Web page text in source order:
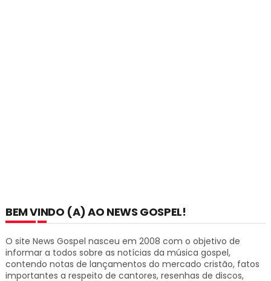
BEM VINDO (A) AO NEWS GOSPEL!
O site News Gospel nasceu em 2008 com o objetivo de
informar a todos sobre as notícias da música gospel,
contendo notas de lançamentos do mercado cristão, fatos
importantes a respeito de cantores, resenhas de discos,